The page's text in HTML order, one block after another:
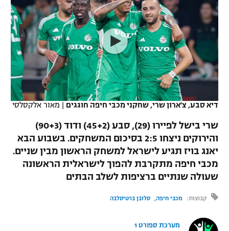
VOD
רץ ברשת
תוצאות
לוח שידורים
ברחבה
נבחרת ישראל
מכבי חיפה
בית"ר ירושלים
מכבי תל אביב
הפועל תל אביב
הפועל חיפה
הפועל באר שבע
ליגה ספרדית
ליגה איטלקית
ליגה צרפתית
ליגה הולנדית
ליגה טורקית
ליגה ברזילאית
ליגות נוספות
כדורסל נשים
מכבי תל אביב
הפועל חולון
הפועל ירושלים
דני אבדיה
יורוליג
יורוקאפ
טניס
כדוריד
כדורעף
שחייה
ג'ודו
אגרוף
ספורט אולימפי
UFC
היאבקות WWE
דיא סבע, צ'ארון שרי, שחקני מכבי חיפה חוגגים | מאור אלקסלסי
שרי בישל לפיירו (29), סבע (45+2) ודוד (90+3)
והירוקים ניצחו 2:5 בסיכום המשחקים. בשבוע הבא
יאנג בויז תגיע לישראל למשחק הראשון מבין שניים.
מכבי חיפה מתקרבת להפוך לישראלית הראשונה
שעולה שנתיים ברציפות לשלב הבתים
קבוצות: מכבי חיפה סלובן ברטיסלבה
מערכת ספורט 1